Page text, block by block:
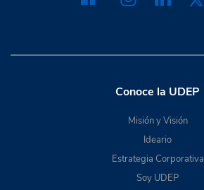
Conoce la UDEP
Misión y Visión
Ideario
Estrategia Corporativa
Soy UDEP